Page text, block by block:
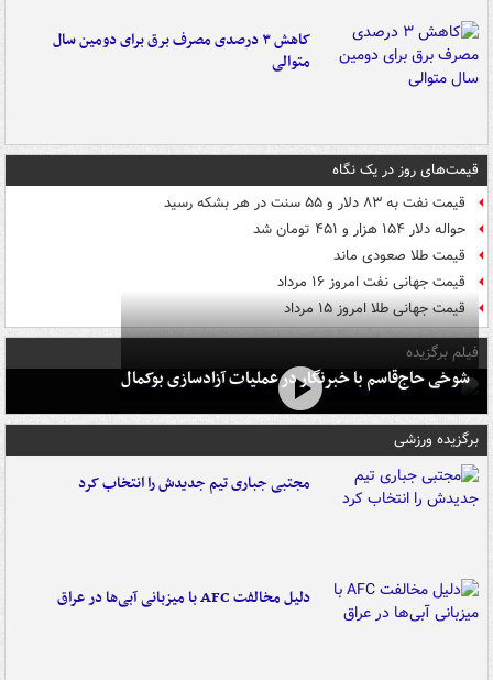
کاهش ۳ درصدی مصرف برق برای دومین سال
متوالی
قیمت‌های روز در یک نگاه
قیمت نفت به ۸۳ دلار و ۵۵ سنت در هر بشکه رسید
حواله دلار ۱۵۴ هزار و ۴۵۱ تومان شد
قیمت طلا صعودی ماند
قیمت جهانی نفت امروز ۱۶ مرداد
قیمت جهانی طلا امروز ۱۵ مرداد
فیلم برگزیده
شوخی حاج‌قاسم با خبرنگار در عملیات آزادسازی بوکمال
برگزیده ورزشی
مجتبی جباری تیم جدیدش را انتخاب کرد
دلیل مخالفت AFC با میزبانی آبی‌ها در عراق